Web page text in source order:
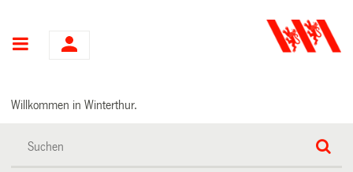
Hauptnavigation
Willkommen in Winterthur.